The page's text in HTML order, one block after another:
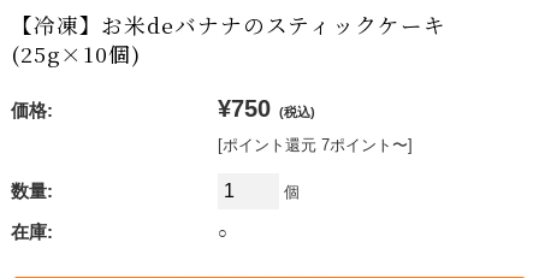
【冷凍】お米deバナナのスティックケーキ
(25g×10個)
価格: ¥750 (税込)
[ポイント還元 7ポイント〜]
数量: 個
在庫: ○